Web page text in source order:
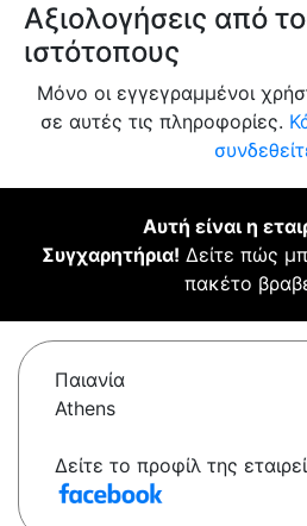
Αξιολογήσεις από
ιστότοπους
Μόνο οι εγγεγραμμένοι
σε αυτές τις πληροφορίες.
Αυτή είναι η
Συγχαρητήρια! Δείτε πώς
πακέτο
Παιανία
Athens
Δείτε το προφίλ της